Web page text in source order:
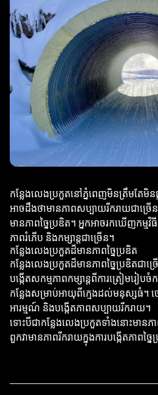
កន្លែងលេងប្រកួតនៅភ្នំពេញមិនត្រឹមតែមិន
អាចដឹងថាមានភាពសប្បាយរីករាយជាច្រើ
មានភាពច្នៃប្រឌិត។ អ្នកអាចរកឃើញកម្ម
ភាពរំភើប និងកម្សាន្តជាច្រើន។
កន្លែងលេងប្រកួតដ៏មានភាពច្នៃប្រឌិត
កន្លែងលេងប្រកួតដ៏មានភាពច្នៃប្រឌិតជា
បង្កើតសកម្មភាពកម្សាន្តពីការត្រៀមរៀប
កន្លែងសម្រាប់អាយុពីក្មេងដល់មនុស្សធំ។ ចេ
អារម្មណ៍ និងបង្កើតភាពសប្បាយរីករាយ។
ទោះបីជាកន្លែងលេងប្រកួតទាំងនោះមានភ
ពួកវាមានភាពរីករាយក្នុងការបង្កើតភាពច្ន